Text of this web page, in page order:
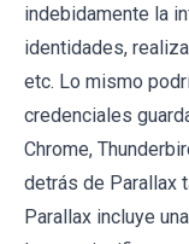
indebidamente la
identidades,
etc. Lo mismo
credenciales
Chrome,
detrás de Parallax
Parallax incluye